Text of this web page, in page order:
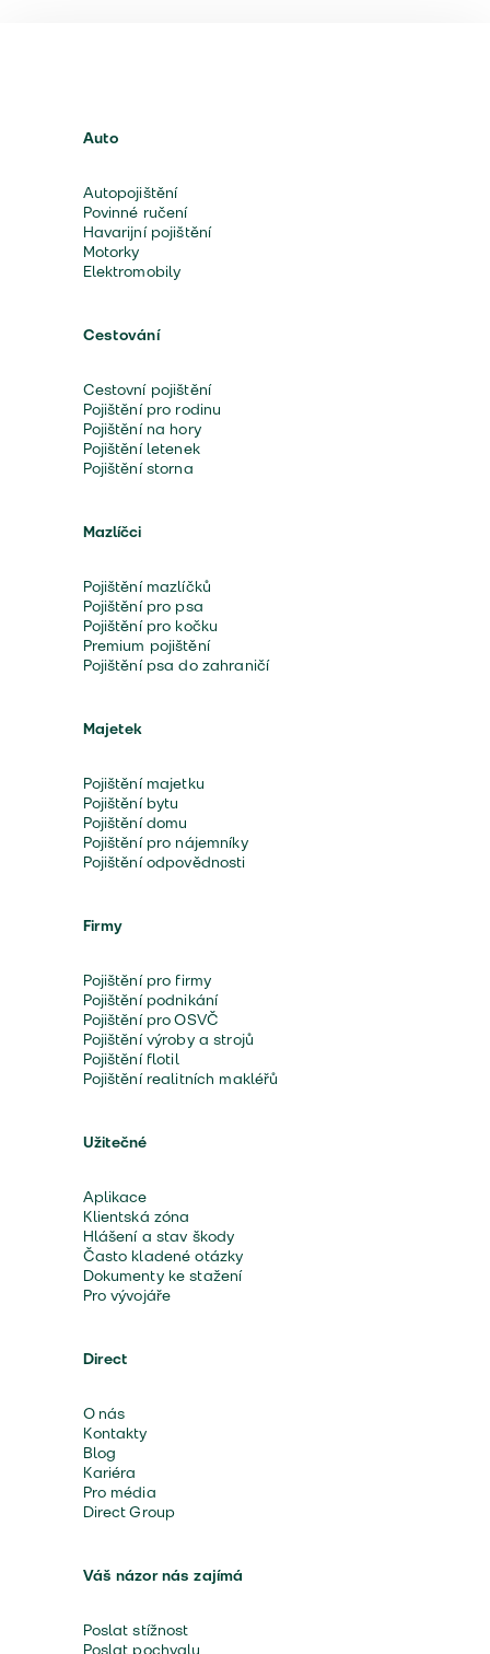
Auto
Autopojištění
Povinné ručení
Havarijní pojištění
Motorky
Elektromobily
Cestování
Cestovní pojištění
Pojištění pro rodinu
Pojištění na hory
Pojištění letenek
Pojištění storna
Mazlíčci
Pojištění mazlíčků
Pojištění pro psa
Pojištění pro kočku
Premium pojištění
Pojištění psa do zahraničí
Majetek
Pojištění majetku
Pojištění bytu
Pojištění domu
Pojištění pro nájemníky
Pojištění odpovědnosti
Firmy
Pojištění pro firmy
Pojištění podnikání
Pojištění pro OSVČ
Pojištění výroby a strojů
Pojištění flotil
Pojištění realitních makléřů
Užitečné
Aplikace
Klientská zóna
Hlášení a stav škody
Často kladené otázky
Dokumenty ke stažení
Pro vývojáře
Direct
O nás
Kontakty
Blog
Kariéra
Pro média
Direct Group
Váš názor nás zajímá
Poslat stížnost
Poslat pochvalu